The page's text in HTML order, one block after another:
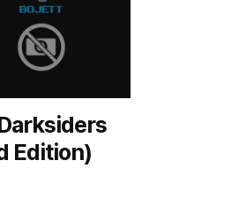
Edition)